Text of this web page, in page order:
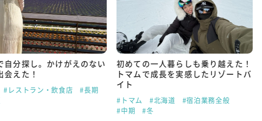
自分探し。かけがえのない
会えた！
#レストラン・飲食店
#長期
初めての一人暮らしも乗り越えた！
トマムで成長を実感したリゾートバ
イト
#トマム #北海道
#宿泊業務全般
#中期
#冬